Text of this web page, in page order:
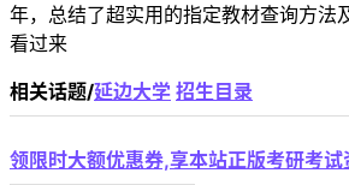
年，总结了超实用的指定教材查询方法
看过来
相关话题/延边大学 招生目录
领限时大额优惠券,享本站正版考研考试